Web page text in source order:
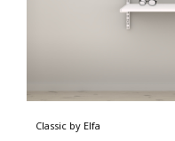
Classic by Elfa